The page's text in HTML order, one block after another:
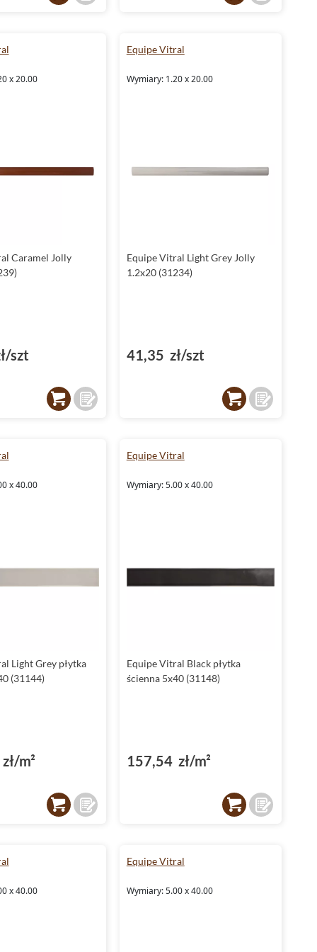
x 20.00
Caramel Jolly
szt
Equipe Vitral
Wymiary: 1.20 x 20.00
Equipe Vitral Light Grey Jolly
1.2x20 (31234)
41,35 zł/szt
x 40.00
Light Grey płytka
(31144)
m²
Equipe Vitral
Wymiary: 5.00 x 40.00
Equipe Vitral Black płytka
ścienna 5x40 (31148)
157,54 zł/m²
x 40.00
Equipe Vitral
Wymiary: 5.00 x 40.00